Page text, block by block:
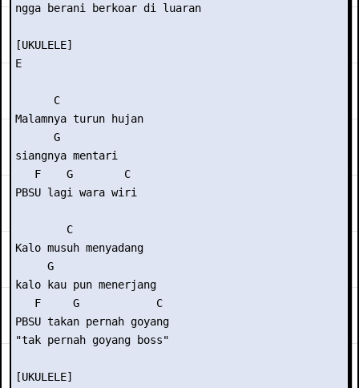
ngga berani berkoar di luaran
[UKULELE]
E
      C
Malamnya turun hujan
      G
siangnya mentari
   F    G        C
PBSU lagi wara wiri
        C
Kalo musuh menyadang
     G
kalo kau pun menerjang
   F     G            C
PBSU takan pernah goyang
"tak pernah goyang boss"
[UKULELE]